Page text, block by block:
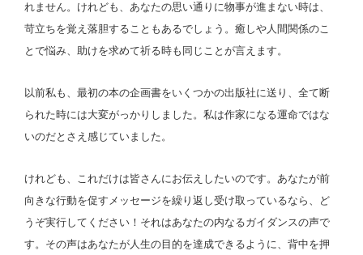
れません。けれども、あなたの思い通りに物事が進まない時は、
苛立ちを覚え落胆することもあるでしょう。癒しや人間関係のこ
とで悩み、助けを求めて祈る時も同じことが言えます。
以前私も、最初の本の企画書をいくつかの出版社に送り、全て断
られた時には大変がっかりしました。私は作家になる運命ではな
いのだとさえ感じていました。
けれども、これだけは皆さんにお伝えしたいのです。あなたが前
向きな行動を促すメッセージを繰り返し受け取っているなら、ど
うぞ実行してください！それはあなたの内なるガイダンスの声で
す。その声はあなたが人生の目的を達成できるように、背中を押